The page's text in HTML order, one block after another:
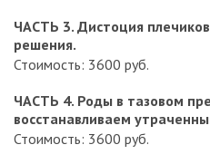
ЧАСТЬ 3. Дистоция
решения.
Стоимость: 3600 руб.
ЧАСТЬ 4. Роды в тазовом
восстанавливаем
Стоимость: 3600 руб.